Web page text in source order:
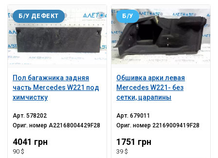
Пол багажника задняя
часть Mercedes W221 под
химчистку
Б/У ДЕФЕКТ
Арт.578202
Ориг. номерA22168004429F28
4041 грн
90 $
Обшивка арки левая
Mercedes W221- без
сетки, царапины
Б/У
Арт.679011
Ориг. номер 22169009419F28
1751 грн
39 $